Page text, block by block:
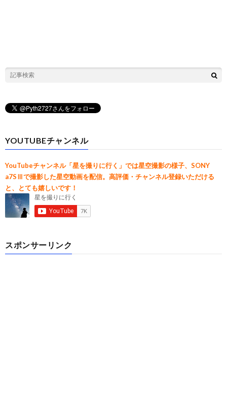
YOUTUBEチャンネル
YouTubeチャンネル「星を撮りに行く」では星空撮影の様子、SONY
a7SⅢで撮影した星空動画を配信。高評価・チャンネル登録いただける
と、とても嬉しいです！
スポンサーリンク